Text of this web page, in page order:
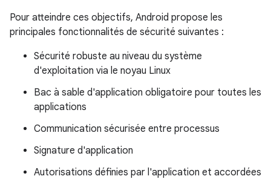
Pour atteindre ces objectifs, Android propose les
principales fonctionnalités de sécurité suivantes :
Sécurité robuste au niveau du système
d'exploitation via le noyau Linux
Bac à sable d'application obligatoire pour toutes les
applications
Communication sécurisée entre processus
Signature d'application
Autorisations définies par l'application et accordées